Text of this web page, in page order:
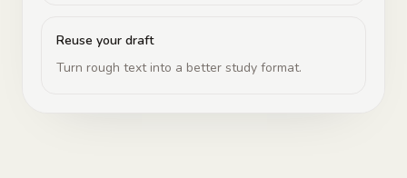
Reuse your draft
Turn rough text into a better study format.